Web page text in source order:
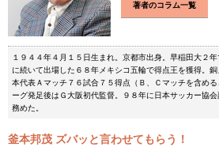
著者のコラム一覧
１９４４年４月１５日生まれ。京都市出身。早稲田大２
に続いて出場した６８年メキシコ五輪で得点王を獲得。
本代表Ａマッチ７６試合７５得点（Ｂ、Ｃマッチを含め
ーグ発足後はＧ大阪初代監督。９８年に日本サッカー協
務めた。
釜本邦茂 ズバッと言わせてもらう！